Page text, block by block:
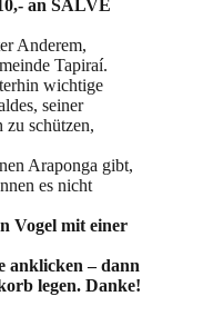
an SALVE
Anderem,
Tapiraí.
wichtige
seiner
schützen,
Araponga gibt,
es nicht
Vogel mit einer
anklicken – dann
legen. Danke!